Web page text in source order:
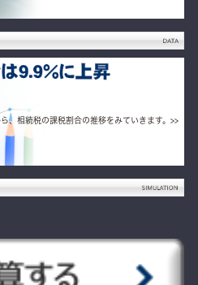
、相続税の課税割合の推移をみていきます。 >>